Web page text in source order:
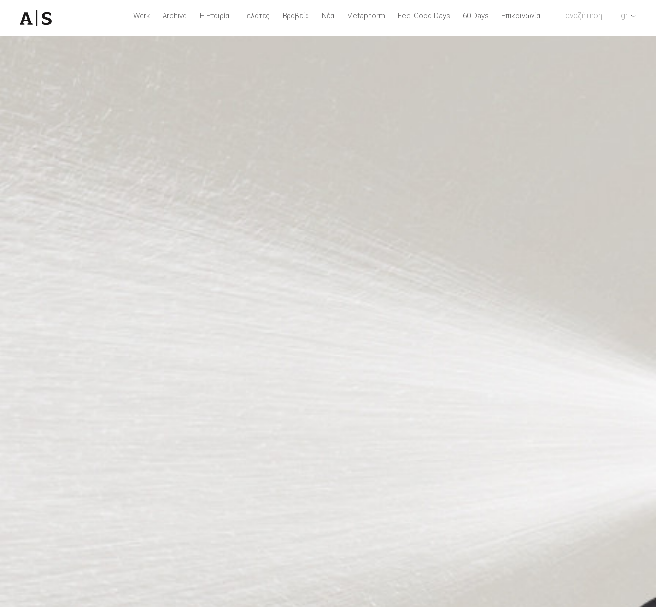
Work Archive Η Εταιρία Πελάτες Βραβεία Νέα Metaphorm Feel Good Days 60 Days Επικοινωνία αναζήτηση gr